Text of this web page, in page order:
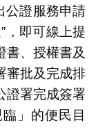
公證服務申請
，即可線上提
書、授權書及
審批及完成排
證署完成簽署
」的便民目